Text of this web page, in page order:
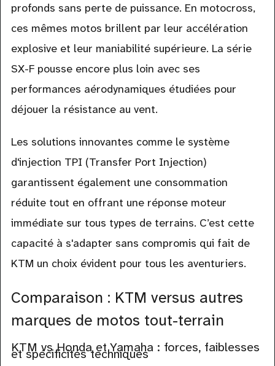
profonds sans perte de puissance. En motocross,
ces mêmes motos brillent par leur accélération
explosive et leur maniabilité supérieure. La série
SX-F pousse encore plus loin avec ses
performances aérodynamiques étudiées pour
déjouer la résistance au vent.
Les solutions innovantes comme le système
d'injection TPI (Transfer Port Injection)
garantissent également une consommation
réduite tout en offrant une réponse moteur
immédiate sur tous types de terrains. C’est cette
capacité à s'adapter sans compromis qui fait de
KTM un choix évident pour tous les aventuriers.
Comparaison : KTM versus autres
marques de motos tout-terrain
KTM vs Honda et Yamaha : forces, faiblesses
et spécificités techniques